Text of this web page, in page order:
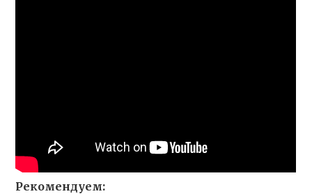
Рекомендуем: